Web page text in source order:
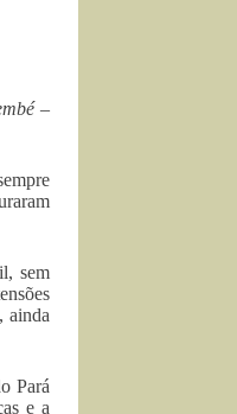
–
sem
ainda
Pará
e a